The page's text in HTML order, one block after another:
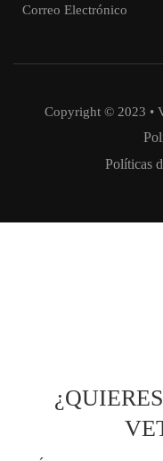
Correo Electrónico
Copyright © 2023 •
Políticas